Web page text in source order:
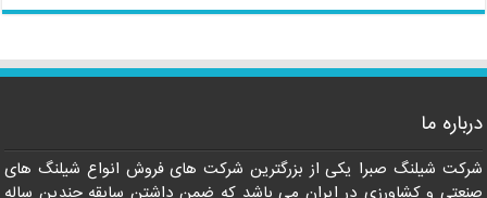
درباره ما
شرکت شیلنگ صبرا یکی از بزرگترین شرکت های فروش انواع شیلنگ های
صنعتی و کشاورزی در ایران می باشد که ضمن داشتن سابقه چندین ساله